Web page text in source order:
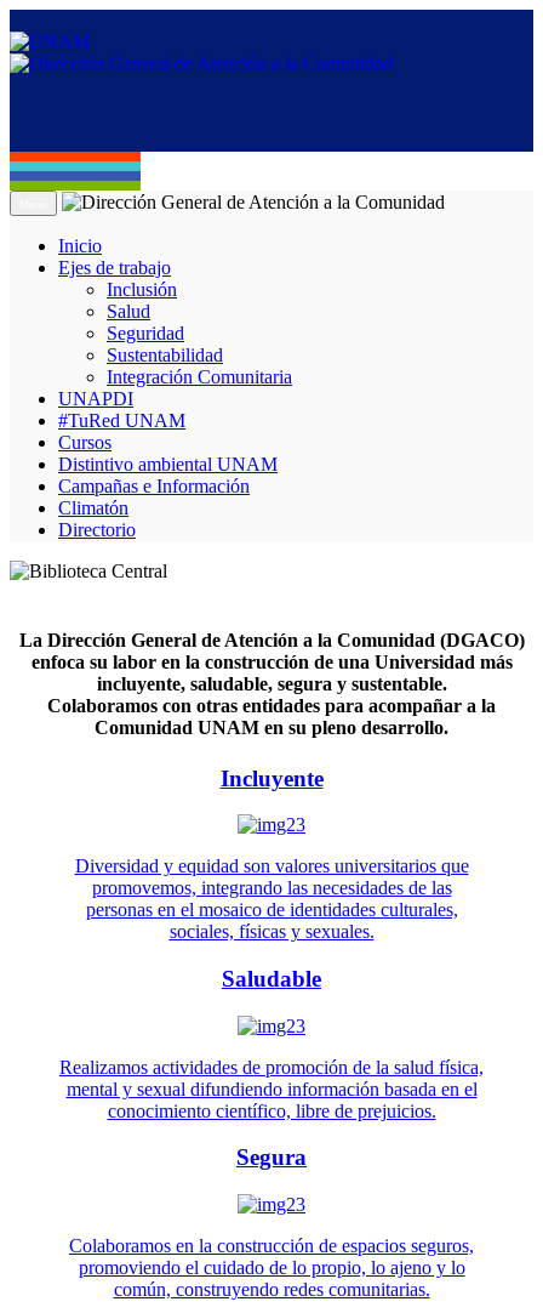
Inicio
Ejes de trabajo
Inclusión
Salud
Seguridad
Sustentabilidad
Integración Comunitaria
UNAPDI
#TuRed UNAM
Cursos
Distintivo ambiental UNAM
Campañas e Información
Climatón
Directorio
La Dirección General de Atención a la Comunidad (DGACO)
enfoca su labor en la construcción de una Universidad más
incluyente, saludable, segura y sustentable.
Colaboramos con otras entidades para acompañar a la
Comunidad UNAM en su pleno desarrollo.
Incluyente
Diversidad y equidad son valores universitarios que
promovemos, integrando las necesidades de las
personas en el mosaico de identidades culturales,
sociales, físicas y sexuales.
Saludable
Realizamos actividades de promoción de la salud física,
mental y sexual difundiendo información basada en el
conocimiento científico, libre de prejuicios.
Segura
Colaboramos en la construcción de espacios seguros,
promoviendo el cuidado de lo propio, lo ajeno y lo
común, construyendo redes comunitarias.